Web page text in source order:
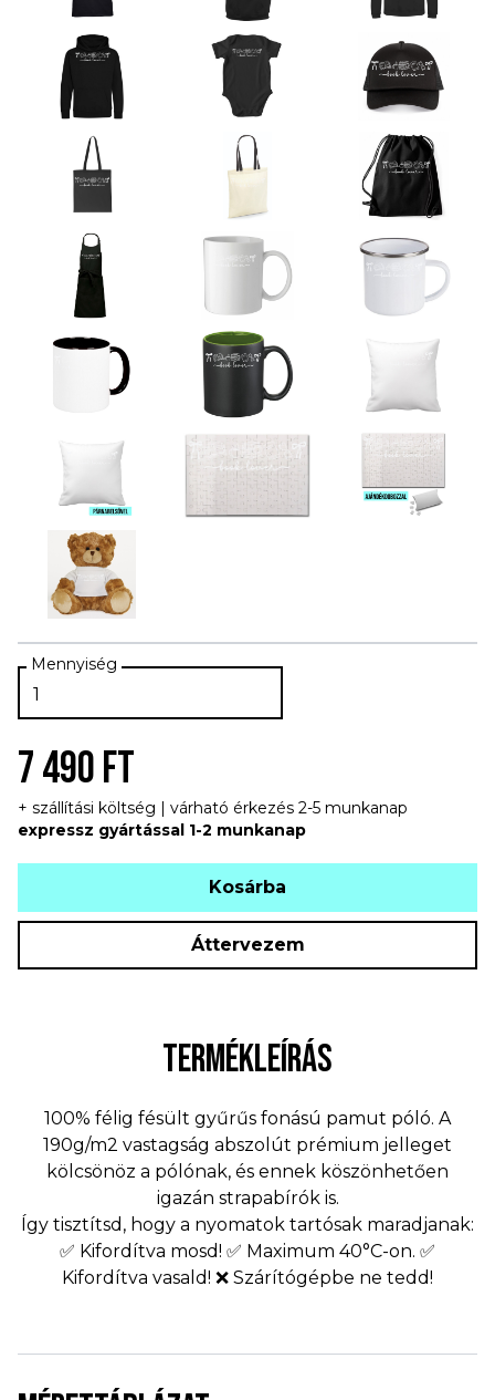
7 490 FT
+ szállítási költség | várható érkezés 2-5 munkanap
expressz gyártással 1-2 munkanap
Kosárba
Áttervezem
TERMÉKLEÍRÁS
100% félig fésült gyűrűs fonású pamut póló. A
190g/m2 vastagság abszolút prémium jelleget
kölcsönöz a pólónak, és ennek köszönhetően
igazán strapabírók is.
Így tisztítsd, hogy a nyomatok tartósak maradjanak:
✅ Kifordítva mosd! ✅ Maximum 40°C-on. ✅
Kifordítva vasald! ❌ Szárítógépbe ne tedd!